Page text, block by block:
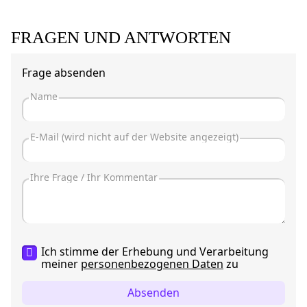
FRAGEN UND ANTWORTEN
Frage absenden
Ich stimme der Erhebung und Verarbeitung
meiner personenbezogenen Daten zu
Absenden